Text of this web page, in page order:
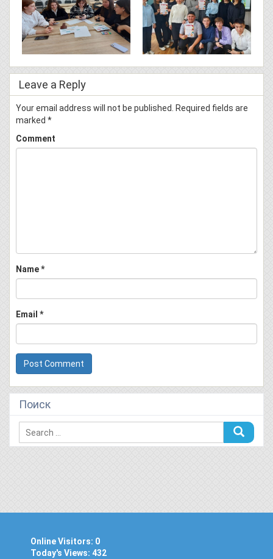
Leave a Reply
Your email address will not be published. Required fields are
marked *
Comment
Name*
Email *
Поиск
Online Visitors: 0
Today's Views: 432